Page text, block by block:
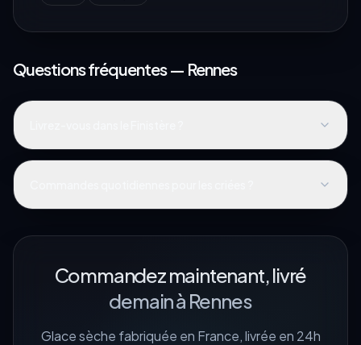
Questions fréquentes — Rennes
Commandez maintenant, livré
demain à Rennes
Glace sèche fabriquée en France, livrée en 24h